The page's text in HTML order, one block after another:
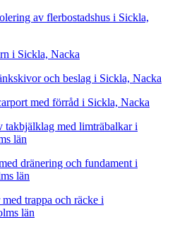
av flerbostadshus i Sickla,
i Sickla, Nacka
och beslag i Sickla, Nacka
med förråd i Sickla, Nacka
takbjälklag med limträbalkar i
län
dränering och fundament i
län
trappa och räcke i
län